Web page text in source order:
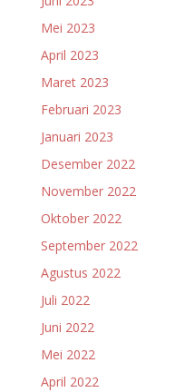
Mei 2023
April 2023
Maret 2023
Februari 2023
Januari 2023
Desember 2022
November 2022
Oktober 2022
September 2022
Agustus 2022
Juli 2022
Juni 2022
Mei 2022
April 2022